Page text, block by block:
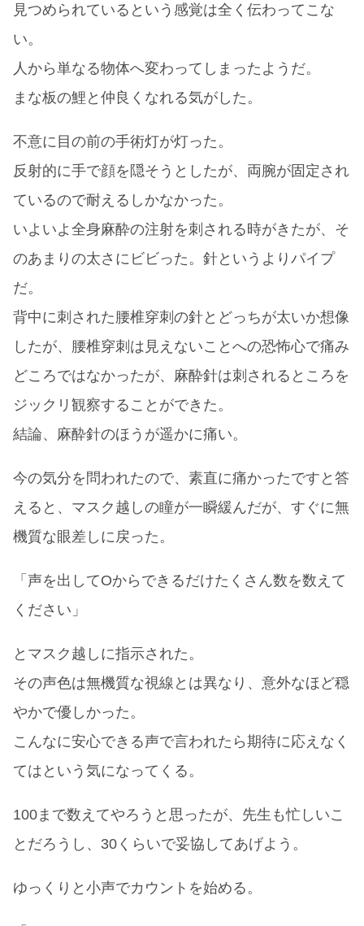
見つめられているという感覚は全く伝わってこな
い。
人から単なる物体へ変わってしまったようだ。
まな板の鯉と仲良くなれる気がした。
不意に目の前の手術灯が灯った。
反射的に手で顔を隠そうとしたが、両腕が固定され
ているので耐えるしかなかった。
いよいよ全身麻酔の注射を刺される時がきたが、そ
のあまりの太さにビビった。針というよりパイプ
だ。
背中に刺された腰椎穿刺の針とどっちが太いか想像
したが、腰椎穿刺は見えないことへの恐怖心で痛み
どころではなかったが、麻酔針は刺されるところを
ジックリ観察することができた。
結論、麻酔針のほうが遥かに痛い。
今の気分を問われたので、素直に痛かったですと答
えると、マスク越しの瞳が一瞬緩んだが、すぐに無
機質な眼差しに戻った。
「声を出してOからできるだけたくさん数を数えて
ください」
とマスク越しに指示された。
その声色は無機質な視線とは異なり、意外なほど穏
やかで優しかった。
こんなに安心できる声で言われたら期待に応えなく
てはという気になってくる。
100まで数えてやろうと思ったが、先生も忙しいこ
とだろうし、30くらいで妥協してあげよう。
ゆっくりと小声でカウントを始める。